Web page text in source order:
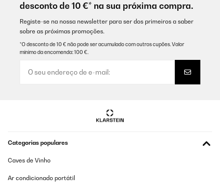
desconto de 10 €* na sua próxima compra.
Registe-se na nossa newsletter para ser dos primeiros a saber
sobre as próximas promoções.
*O desconto de 10 € não pode ser acumulado com outros cupões. Valor
mínimo da encomenda: 100 €.
Categorias populares
Caves de Vinho
Ar condicionado portátil